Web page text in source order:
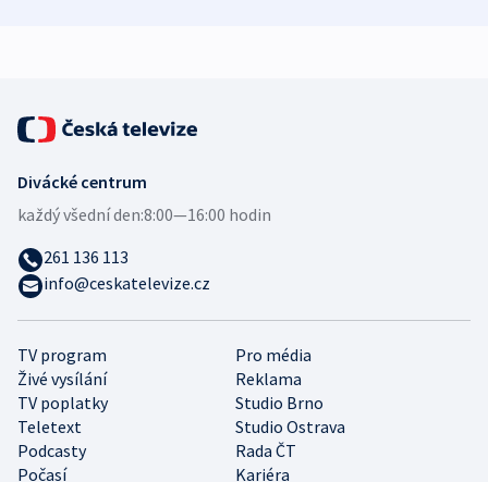
TV program
Pro média
Živé vysílání
Reklama
TV poplatky
Studio Brno
Teletext
Studio Ostrava
Podcasty
Rada ČT
Počasí
Kariéra
Divácké centrum
každý všední den:8:00—16:00 hodin
261 136 113
info@ceskatelevize.cz